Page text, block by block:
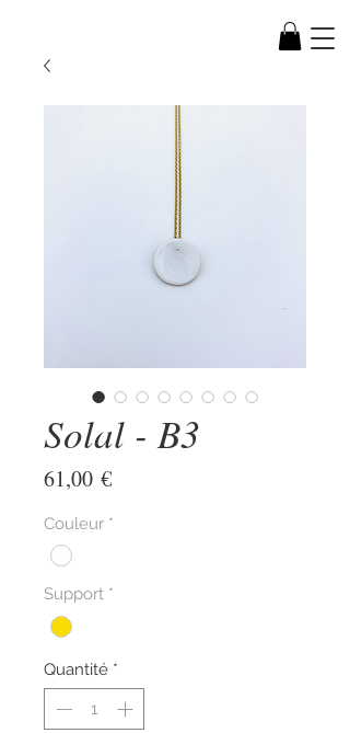
Solal - B3
61,00 €Prix
Couleur *
Support *
Quantité *